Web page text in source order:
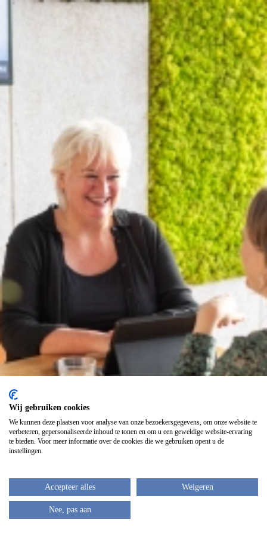
Wij gebruiken cookies
We kunnen deze plaatsen voor analyse van onze bezoekersgegevens, om onze website te
verbeteren, gepersonaliseerde inhoud te tonen en om u een geweldige website-ervaring
te bieden. Voor meer informatie over de cookies die we gebruiken opent u de
instellingen.
Accepteer alles Weigeren
Nee, pas aan
Even sparren over jouw volgende
uitdaging?
Even sparren over jouw volgende
uitdaging?
We helpen je graag verder
Neem contact op met een van onze recruiters via WhatsApp, e-mail
of via LinkedIn.
072-5828787
06-13524197
recruitment@hhnk.nl
Proclaimer
PrivacybeleidCookiesToegankelijkheidArchiefKandidatenportaal
Animaties beperken